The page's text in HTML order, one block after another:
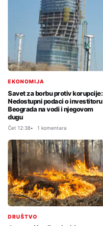
EKONOMIJA
Savet za borbu protiv korupcije:
Nedostupni podaci o investitoru
Beograda na vodi i njegovom
dugu
Čet 12:38 1 komentara
DRUŠTVO